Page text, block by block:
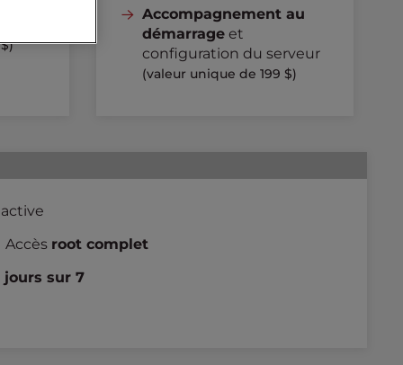
Accompagnement au
démarrage et
configuration du serveur
(valeur unique de 199 $)
Accès root complet
jours sur 7